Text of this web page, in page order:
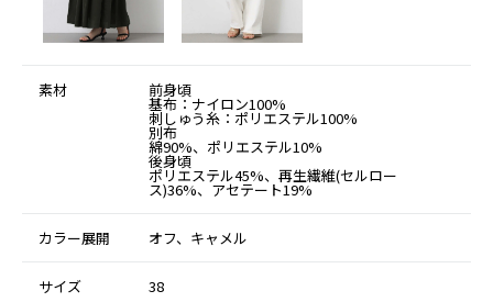
素材 前身頃
基布：ナイロン100%
刺しゅう糸：ポリエステル100%
別布
綿90%、ポリエステル10%
後身頃
ポリエステル45%、再生繊維(セルロー
ス)36%、アセテート19%
カラー展開 オフ、キャメル
サイズ 38